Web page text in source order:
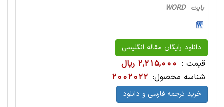
بایت WORD
دانلود رایگان مقاله انگلیسی
قیمت : 2,215,000 ریال
شناسه محصول: 2002022
خرید ترجمه فارسی و دانلود